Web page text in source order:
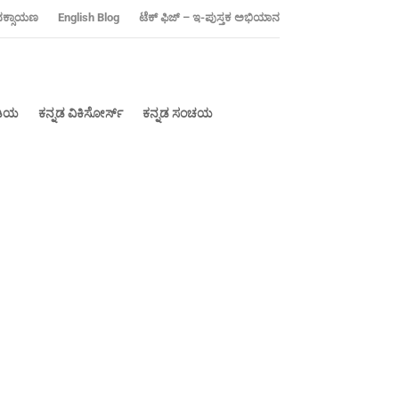
‍English Blog ಟೆಕ್ ಫಿಜ್ – ಇ-ಪುಸ್ತಕ ಅಭಿಯಾನ
ಕನ್ನಡ ವಿಕಿಸೋರ್ಸ್ ಕನ್ನಡ ಸಂಚಯ